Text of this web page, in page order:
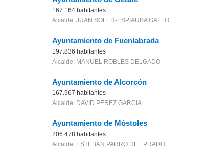
167.164 habitantes
Alcalde: JUAN SOLER-ESPIAUBA GALLO
Ayuntamiento de Fuenlabrada
197.836 habitantes
Alcalde: MANUEL ROBLES DELGADO
Ayuntamiento de Alcorcón
167.967 habitantes
Alcalde: DAVID PEREZ GARCIA
Ayuntamiento de Móstoles
206.478 habitantes
Alcalde: ESTEBAN PARRO DEL PRADO